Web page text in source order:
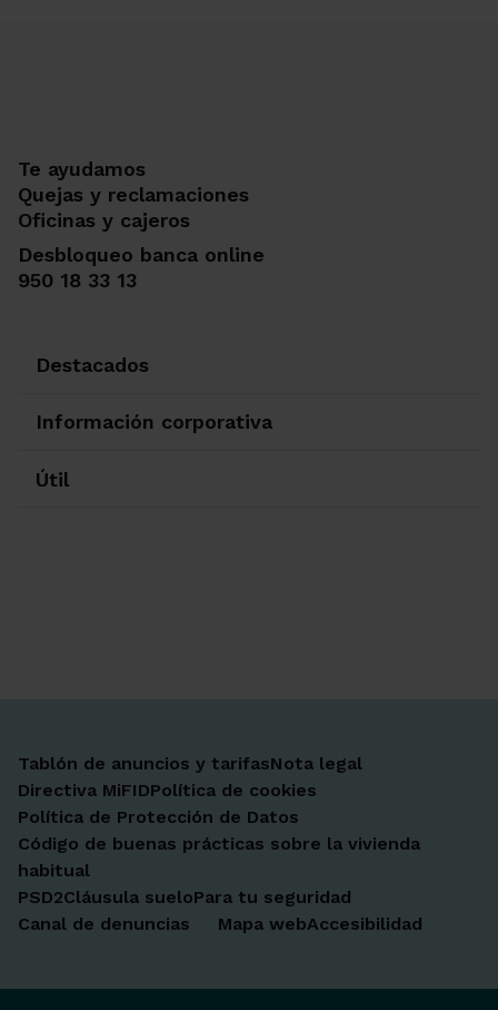
Te ayudamos
Quejas y reclamaciones
Oficinas y cajeros
Desbloqueo banca online
950 18 33 13
Destacados
Información corporativa
Útil
Tablón de anuncios y tarifasNota legal
Directiva MiFIDPolítica de cookies
Política de Protección de Datos
Código de buenas prácticas sobre la vivienda
habitual
PSD2Cláusula sueloPara tu seguridad
Canal de denuncias
Mapa webAccesibilidad